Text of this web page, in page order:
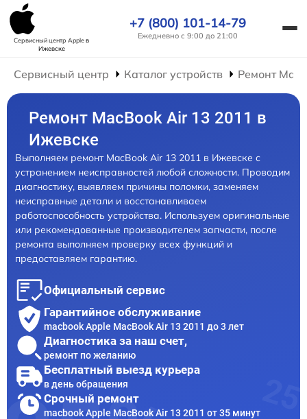
Сервисный центр Appleв
Ижевске
+7 (800) 101-14-79
Ежедневно с 9:00 до 21:00
Сервисный центр Каталог устройств Ремонт
Ремонт MacBook Air 13 2011 в
Ижевске
Выполняем ремонт MacBook Air 13 2011 в Ижевске с
устранением неисправностей любой сложности. Проводим
диагностику, выявляем причины поломки, заменяем
неисправные детали и восстанавливаем
работоспособность устройства. Используем оригинальные
или рекомендованные производителем запчасти, после
ремонта выполняем проверку всех функций и
предоставляем гарантию.
Официальный сервис
Гарантийное обслуживание
macbook Apple MacBook Air 13 2011 до 3 лет
Диагностика за наш счет,
ремонт по желанию
Бесплатный выезд курьера
в день обращения
Срочный ремонт
macbook Apple MacBook Air 13 2011 от 35 минут